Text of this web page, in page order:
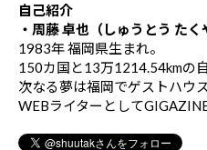
自己紹介
・周藤 卓也（しゅうとう たく
1983年 福岡県生まれ。
150カ国と13万1214.54kmの
次なる夢は福岡でゲストハウ
WEBライターとして